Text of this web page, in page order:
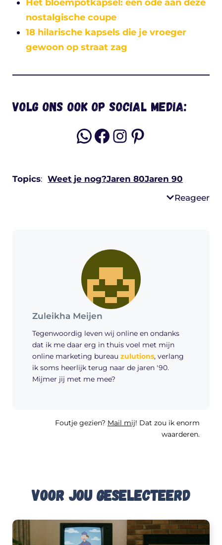
Het bloempotkapsel: een ode aan deze
nostalgische coupe
18 hilarische kapsels die je vroeger
gewoon op straat zag
Volg ons ook op social media:
WhatsApp
Facebook
Instagram
Pinterest
Topics: Weet je nog?Jaren 80Jaren 90
Reageer
Zuleikha Meijen
Tegenwoordig leven wij online en ondanks
dat ik me daar erg in thuis voel met mijn
online marketing bureau zulutions, verlang
ik soms heerlijk terug naar de jaren '90.
Mijmer jij met me mee?
Foutje gezien? Mail mij! Dat zou ik enorm
waarderen.
Voor jou geselecteerd